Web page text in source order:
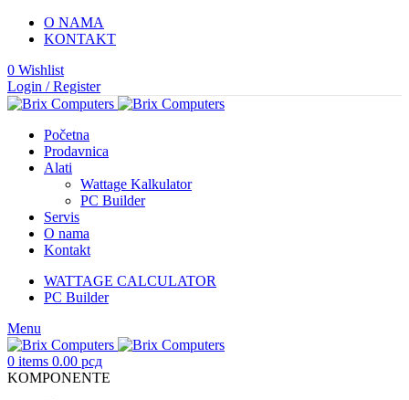
O NAMA
KONTAKT
0 Wishlist
Login / Register
Početna
Prodavnica
Alati
Wattage Kalkulator
PC Builder
Servis
O nama
Kontakt
WATTAGE CALCULATOR
PC Builder
Menu
0 items 0.00 рсд
KOMPONENTE